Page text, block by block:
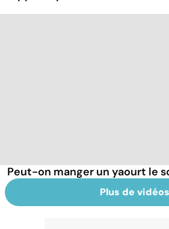
Peut-on manger un yaourt le
Plus de vidéos